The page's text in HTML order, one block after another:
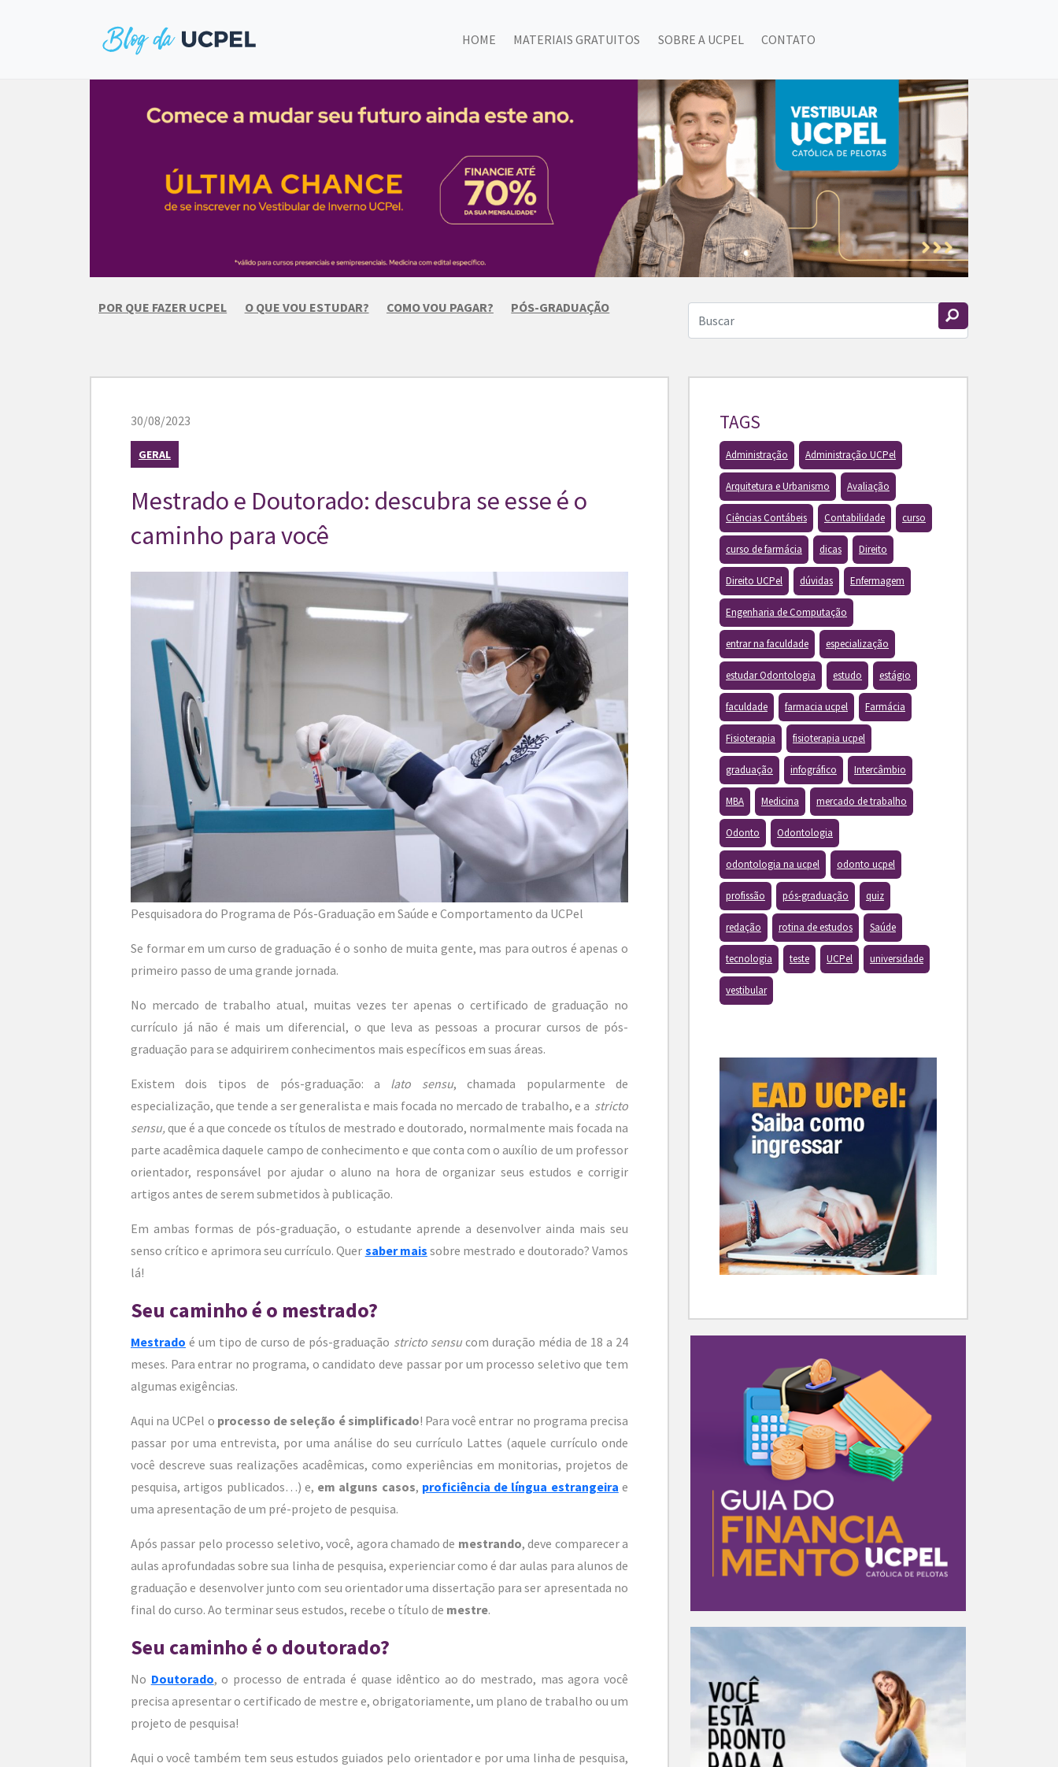
HOME MATERIAIS GRATUITOS SOBRE A UCPEL CONTATO
POR QUE FAZER UCPEL O QUE VOU ESTUDAR? COMO VOU PAGAR? PÓS-GRADUAÇÃO
30/08/2023
GERAL
Mestrado e Doutorado: descubra se esse é o
caminho para você
Pesquisadora do Programa de Pós-Graduação em Saúde e Comportamento da UCPel
Se formar em um curso de graduação é o sonho de muita gente, mas para outros é apenas o
primeiro passo de uma grande jornada.
No mercado de trabalho atual, muitas vezes ter apenas o certificado de graduação no
currículo já não é mais um diferencial, o que leva as pessoas a procurar cursos de pós-
graduação para se adquirirem conhecimentos mais específicos em suas áreas.
Existem dois tipos de pós-graduação: a lato sensu, chamada popularmente de
especialização, que tende a ser generalista e mais focada no mercado de trabalho, e a stricto
sensu,que é a que concede os títulos de mestrado e doutorado, normalmente mais focada na
parte acadêmica daquele campo de conhecimento e que conta com o auxílio de um professor
orientador, responsável por ajudar o aluno na hora de organizar seus estudos e corrigir
artigos antes de serem submetidos à publicação.
Em ambas formas de pós-graduação, o estudante aprende a desenvolver ainda mais seu
senso crítico e aprimora seu currículo. Quer saber mais sobre mestrado e doutorado? Vamos
lá!
Seu caminho é o mestrado?
Mestrado é um tipo de curso de pós-graduação stricto sensucom duração média de 18 a 24
meses. Para entrar no programa, o candidato deve passar por um processo seletivo que tem
algumas exigências.
Aqui na UCPel o processo de seleção é simplificado! Para você entrar no programa precisa
passar por uma entrevista, por uma análise do seu currículo Lattes (aquele currículo onde
você descreve suas realizações acadêmicas, como experiências em monitorias, projetos de
pesquisa, artigos publicados…) e, em alguns casos, proficiência de língua estrangeira e
uma apresentação de um pré-projeto de pesquisa.
Após passar pelo processo seletivo, você, agora chamado de mestrando, deve comparecer a
aulas aprofundadas sobre sua linha de pesquisa, experienciar como é dar aulas para alunos de
graduação e desenvolver junto com seu orientador uma dissertação para ser apresentada no
final do curso. Ao terminar seus estudos, recebe o título de mestre.
Seu caminho é o doutorado?
No Doutorado, o processo de entrada é quase idêntico ao do mestrado, mas agora você
precisa apresentar o certificado de mestre e, obrigatoriamente, um plano de trabalho ou um
projeto de pesquisa!
Aqui o você também tem seus estudos guiados pelo orientador e por uma linha de pesquisa,
TAGS
Administração Administração UCPel
Arquitetura e Urbanismo Avaliação
Ciências Contábeis Contabilidade curso
curso de farmácia dicas Direito
Direito UCPel dúvidas Enfermagem
Engenharia de Computação
entrar na faculdade especialização
estudar Odontologia estudo estágio
faculdade farmacia ucpel Farmácia
Fisioterapia fisioterapia ucpel
graduação infográfico Intercâmbio
MBA Medicina mercado de trabalho
Odonto Odontologia
odontologia na ucpel odonto ucpel
profissão pós-graduação quiz
redação rotina de estudos Saúde
tecnologia teste UCPel universidade
vestibular